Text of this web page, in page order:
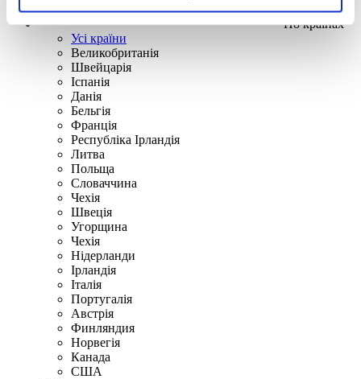
По країнах
Усі країни
Великобританія
Швейцарія
Іспанія
Данія
Бельгія
Франція
Республіка Ірландія
Литва
Польща
Словаччина
Чехія
Швецiя
Угорщина
Чехія
Нідерланди
Iрландія
Iталiя
Португалія
Австрія
Финляндия
Норвегія
Канада
США